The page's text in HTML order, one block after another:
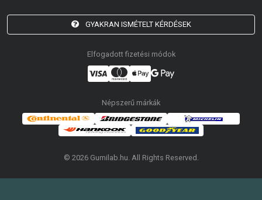
GYAKRAN ISMÉTELT KÉRDÉSEK
Elfogadott fizetési módok
Népszerű márkák
© 2026 Gumilab.hu. All Rights Reserved.